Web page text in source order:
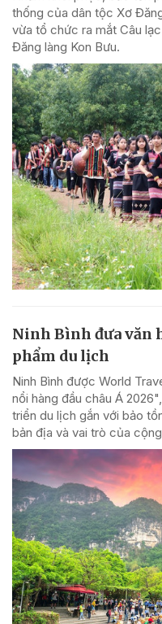
thống của dân tộc Xơ
vừa tổ chức ra mắt Câu
Đăng làng Kon Bưu.
Ninh Bình đưa văn
phẩm du lịch
Ninh Bình được World
nổi hàng đầu châu Á
triển du lịch gắn với bảo
bản địa và vai trò của